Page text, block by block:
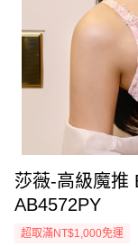
莎薇-高級魔推
AB4572PY
超取滿NT$1,000免運